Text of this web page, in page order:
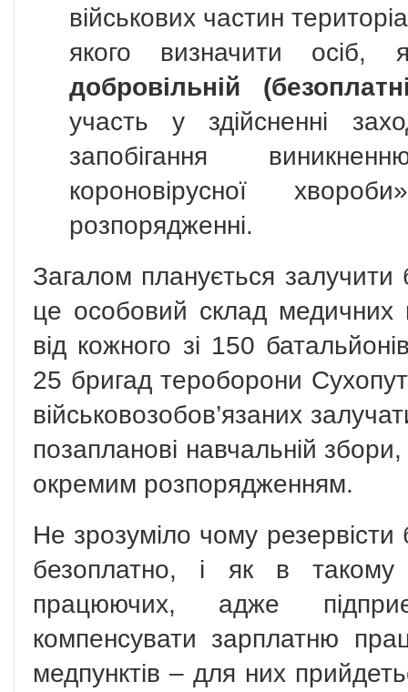
військових частин
якого визначити осіб,
добровільній
участь у здійсненні
запобігання
короновірусної
розпорядженні.
Загалом планується залучити
це особовий склад медичних
від кожного зі 150
25 бригад тероборони
військовозобов’язаних
позапланові навчальній
окремим розпорядженням.
Не зрозуміло чому резервісти
безоплатно, і як в такому
працюючих, адже
компенсувати зарплатню
медпунктів – для них